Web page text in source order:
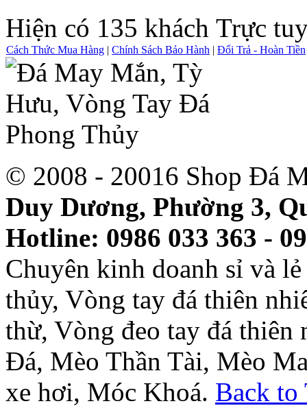
Hiện có 135 khách Trực
Cách Thức Mua Hàng | Chính Sách Bảo Hành | Đổi Trả - Hoàn Tiền
© 2008 - 20016 Shop Đá
Duy Dương, Phường 3,
Hotline: 0986 033 363 -
Chuyên kinh doanh sỉ và
thủy, Vòng tay đá thiên
thừ, Vòng đeo tay đá thiên
Đá, Mèo Thần Tài, Mèo
xe hơi, Móc Khoá. Back to